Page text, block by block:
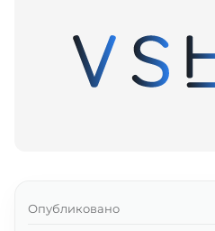
Опубликовано